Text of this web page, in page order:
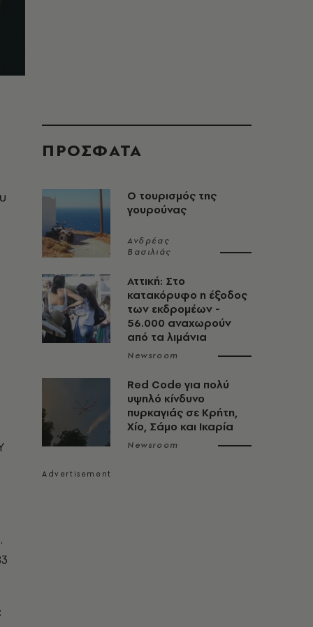
ΠΡΟΣΦΑΤΑ
Ο τουρισμός της
γουρούνας
Ανδρέας
Βασιλιάς
Αττική: Στο
κατακόρυφο η έξοδος
των εκδρομέων -
56.000 αναχωρούν
από τα λιμάνια
Newsroom
Red Code για πολύ
υψηλό κίνδυνο
πυρκαγιάς σε Κρήτη,
Χίο, Σάμο και Ικαρία
Newsroom